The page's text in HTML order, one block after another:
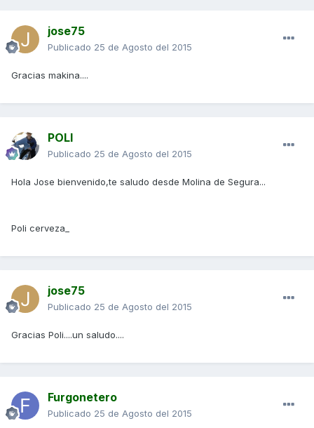
jose75
Publicado 25 de Agosto del 2015
Gracias makina....
POLI
Publicado 25 de Agosto del 2015
Hola Jose bienvenido,te saludo desde Molina de Segura...
Poli cerveza_
jose75
Publicado 25 de Agosto del 2015
Gracias Poli....un saludo....
Furgonetero
Publicado 25 de Agosto del 2015